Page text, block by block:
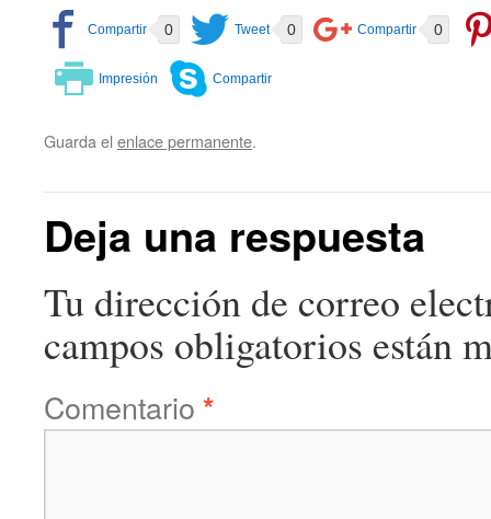
0 0 0
Guarda el enlace permanente.
Deja una respuesta
Tu dirección de correo
campos obligatorios están
Comentario *